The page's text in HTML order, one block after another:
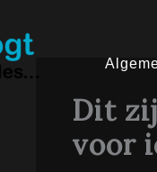
Dit
voor